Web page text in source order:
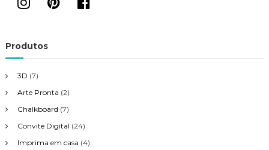
Produtos
3D (7)
Arte Pronta (2)
Chalkboard (7)
Convite Digital (24)
Imprima em casa (4)